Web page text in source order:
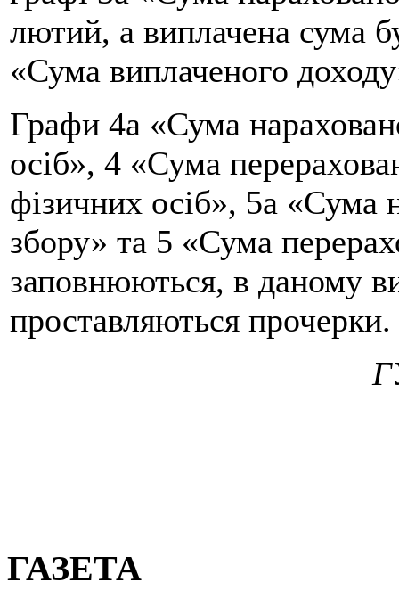
лютий, а виплачена сума
«Сума виплаченого
Графи 4а «Сума
осіб», 4 «Сума
фізичних осіб», 5а «Сума
збору» та 5 «Сума
заповнюються, в даному
проставляються прочерки.
ГАЗЕТА